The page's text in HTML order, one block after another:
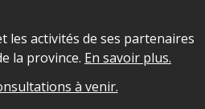
les activités de ses partenaires
la province. En savoir plus.
à venir.